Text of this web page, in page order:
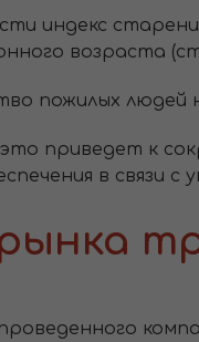
индекс
возраста
пожилых людей
приведет к
в связи с